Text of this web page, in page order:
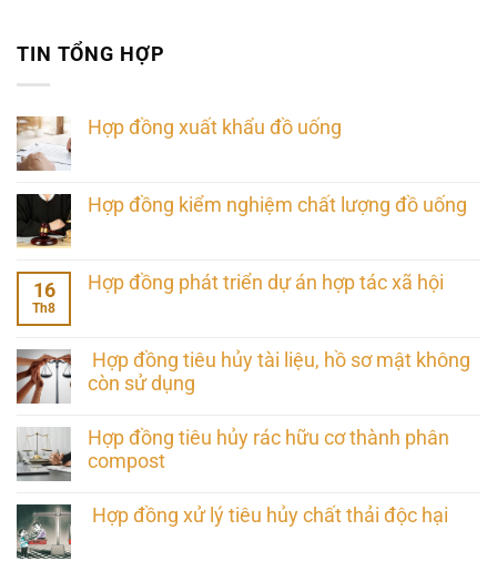
TIN TỔNG HỢP
Hợp đồng xuất khẩu đồ uống
Hợp đồng kiểm nghiệm chất lượng đồ uống
16
Th8
Hợp đồng phát triển dự án hợp tác xã hội
Hợp đồng tiêu hủy tài liệu, hồ sơ mật không
còn sử dụng
Hợp đồng tiêu hủy rác hữu cơ thành phân
compost
Hợp đồng xử lý tiêu hủy chất thải độc hại